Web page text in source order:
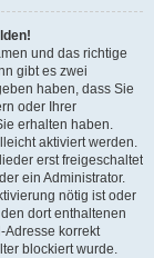
und das richtige
gibt es zwei
haben, dass Sie
oder Ihrer
erhalten haben.
aktiviert werden.
erst freigeschaltet
ein Administrator.
nötig ist oder
dort enthaltenen
Adresse korrekt
blockiert wurde.